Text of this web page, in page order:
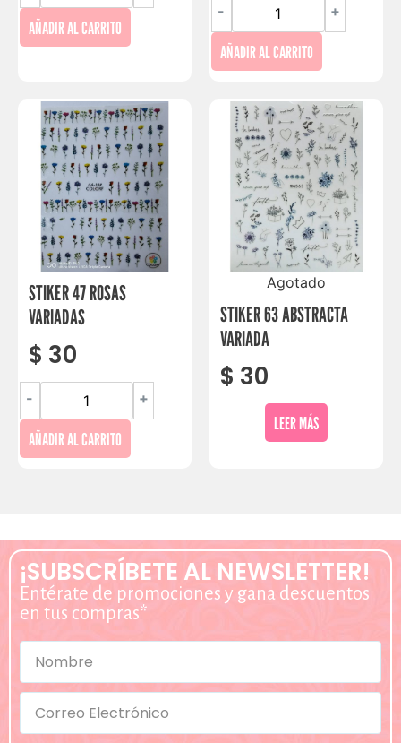
AÑADIR AL CARRITO
- +
AÑADIR AL CARRITO
STIKER 47 ROSAS
VARIADAS
$ 30
- +
AÑADIR AL CARRITO
Agotado
STIKER 63 ABSTRACTA
VARIADA
$ 30
LEER MÁS
¡SUBSCRÍBETE AL NEWSLETTER!
Entérate de promociones y gana descuentos
en tus compras*